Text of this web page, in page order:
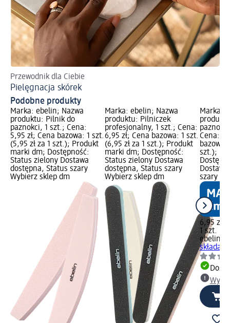
Przewodnik dla Ciebie
Pielęgnacja skórek
Podobne produkty
Marka: ebelin; Nazwa
produktu: Pilnik do
paznokci, 1 szt.; Cena:
5,95 zł; Cena bazowa: 1 szt.
(5,95 zł za 1 szt.); Produkt
marki dm; Dostępność:
Status zielony Dostawa
dostępna, Status szary
Wybierz sklep dm
Marka: ebelin; Nazwa
produktu: Pilniczek
profesjonalny, 1 szt.; Cena:
6,95 zł; Cena bazowa: 1 szt.
(6,95 zł za 1 szt.); Produkt
marki dm; Dostępność:
Status zielony Dostawa
dostępna, Status szary
Wybierz sklep dm
Marka:
Cena:
bazowa:
szt.);
szary
6,95 zł
1 szt.
ebelin